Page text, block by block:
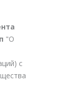
"О
с